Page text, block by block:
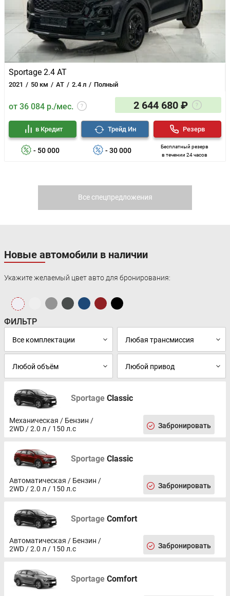
Sportage 2.4 AT
2021 50 км AT 2.4 л Полный
от 36 084 р./мес. 2 644 680 ₽
- 50 000
в Кредит
- 30 000
Трейд Ин
Бесплатный резерв
в течении 24 часов
Резерв
Все спецпредложения
Новые автомобили в наличии
Укажите желаемый цвет авто для бронирования:
ФИЛЬТР
Sportage Classic
Механическая / Бензин /
2WD / 2.0 л / 150 л.с
Забронировать
Sportage Classic
Автоматическая / Бензин /
2WD / 2.0 л / 150 л.с
Забронировать
Sportage Comfort
Автоматическая / Бензин /
2WD / 2.0 л / 150 л.с
Забронировать
Sportage Comfort